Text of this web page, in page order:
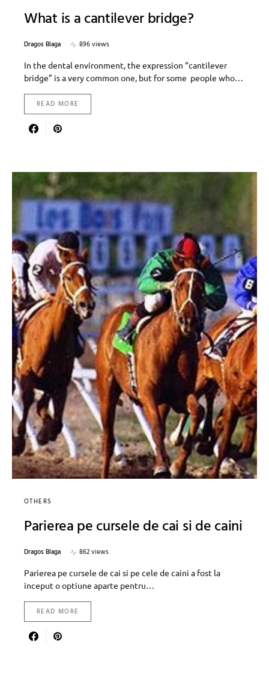
What is a cantilever bridge?
Dragos Blaga
896 views
In the dental environment, the expression “cantilever
bridge” is a very common one, but for some people who…
READ MORE
OTHERS
Parierea pe cursele de cai si de caini
Dragos Blaga
862 views
Parierea pe cursele de cai si pe cele de caini a fost la
inceput o optiune aparte pentru…
READ MORE